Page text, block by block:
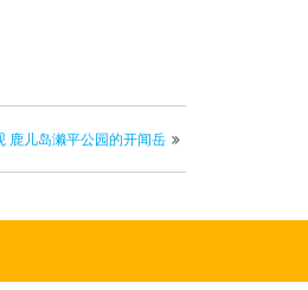
鹿儿岛濑平公园的开闻岳